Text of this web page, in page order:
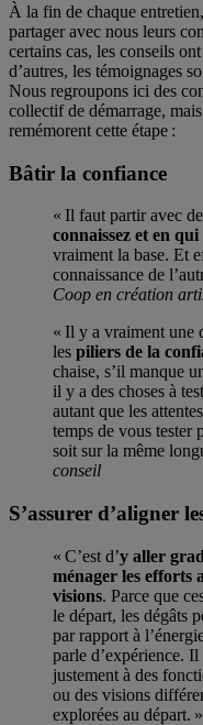
À la fin de chaque
partager avec nous leurs
certains cas, les conseils
d’autres, les témoignages
Nous regroupons ici des
collectif de démarrage,
remémorent cette étape :
Bâtir la confiance
« Il faut partir avec
connaissez et en
vraiment la base. Et
connaissance de
Coop en création
« Il y a vraiment une
les piliers de la
chaise, s’il manque
il y a des choses à
autant que les
temps de vous tester
soit sur la même
conseil
S’assurer d’aligner
« C’est d’y aller
ménager les efforts
visions. Parce que
le départ, les dégâts
par rapport à
parle d’expérience.
justement à des
ou des visions
explorées au départ. »